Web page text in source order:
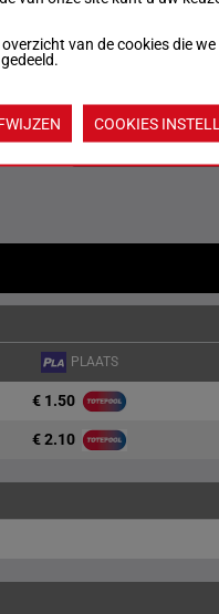
PLAATS
€ 1.50
€ 2.10
van de cookies die we
COOKIES